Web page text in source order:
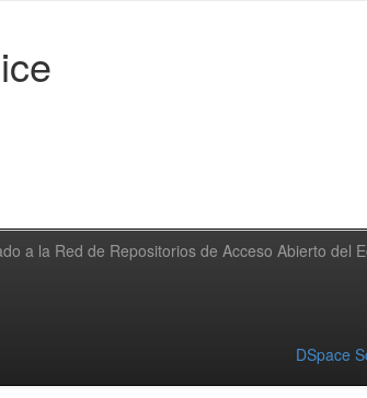
a la Red de Repositorios de Acceso Abierto del
DSpace